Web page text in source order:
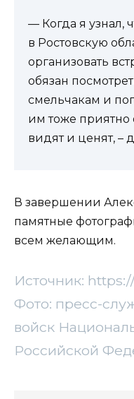
— Когда я узнал,
в Ростовскую
организовать
обязан
смельчакам и
им тоже приятно
видят и ценят, –
В завершении
памятные
всем желающим.
Источник:
Фото: пресс-
войск
Российской